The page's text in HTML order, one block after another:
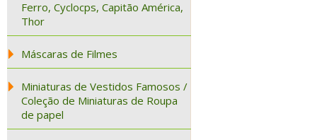
Ferro, Cyclocps, Capitão América,
Thor
Máscaras de Filmes
Miniaturas de Vestidos Famosos /
Coleção de Miniaturas de Roupa
de papel